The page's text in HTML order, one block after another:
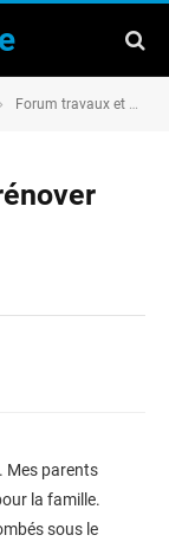
Forum travaux et rénovation
Mes parents
la famille.
sous le